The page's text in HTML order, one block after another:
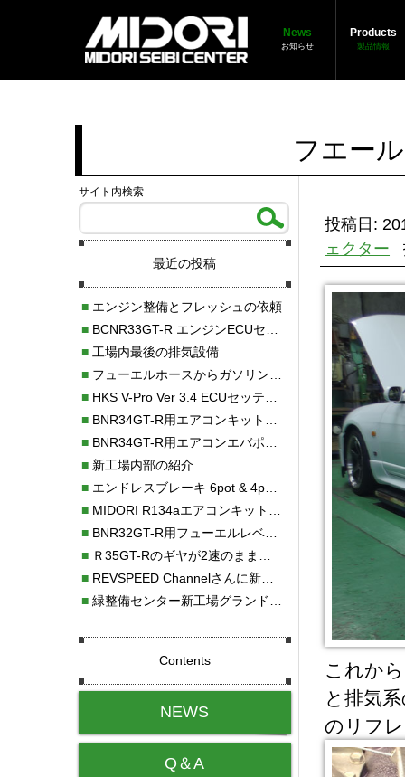
News
お知らせ
Products
製品情報
フエー
投稿日:
ェクター
これか
と排気
のリフ
サイト内検索
最近の投稿
■エンジン整備とフレッシュの依頼
■BCNR33GT-R エンジンECUセッティング調整
■工場内最後の排気設備
■フューエルホースからガソリン漏れ
■HKS V-Pro Ver 3.4 ECUセッティング
■BNR34GT-R用エアコンキット新発売！！
■BNR34GT-R用エアコンエバポレーターを新発売！！
■新工場内部の紹介
■エンドレスブレーキ 6pot & 4potオーバーホール
■MIDORI R134aエアコンキットタイプⅡ取り付け
■BNR32GT-R用フューエルレベルセンサー新発売！！
■Ｒ35GT-Rのギヤが2速のまま変速しない！！
■REVSPEED Channelさんに新社屋を紹介していただきました!!
■緑整備センター新工場グランドオープン・続報
Contents
NEWS
Q＆A